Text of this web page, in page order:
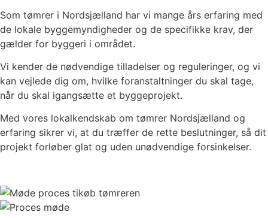
Som tømrer i Nordsjælland har vi mange års erfaring med
de lokale byggemyndigheder og de specifikke krav, der
gælder for byggeri i området.
Vi kender de nødvendige tilladelser og reguleringer, og vi
kan vejlede dig om, hvilke foranstaltninger du skal tage,
når du skal igangsætte et byggeprojekt.
Med vores lokalkendskab om tømrer Nordsjælland og
erfaring sikrer vi, at du træffer de rette beslutninger, så dit
projekt forløber glat og uden unødvendige forsinkelser.